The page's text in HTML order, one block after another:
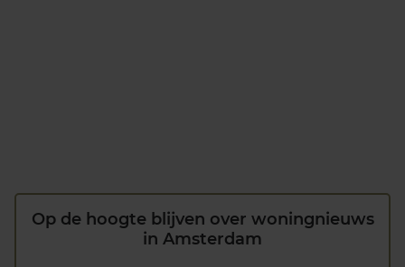
Op de hoogte blijven over woningnieuws
in Amsterdam